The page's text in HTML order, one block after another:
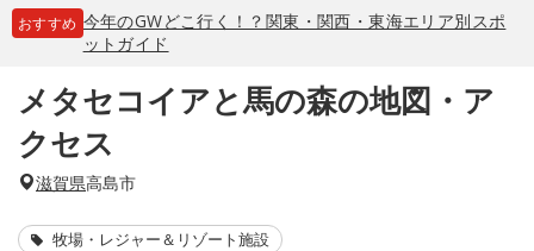
おすすめ 今年のGWどこ行く！？関東・関西・東海エリア別スポ
ットガイド
メタセコイアと馬の森の地図・ア
クセス
滋賀県高島市
牧場・レジャー＆リゾート施設